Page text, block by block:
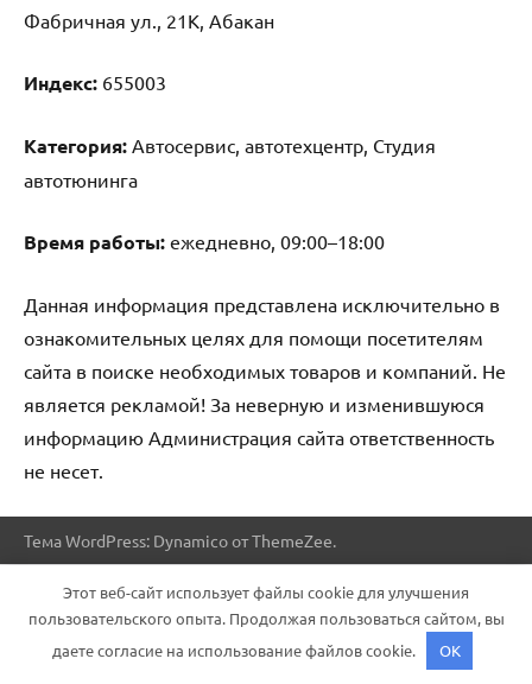
Фабричная ул., 21К, Абакан
Индекс: 655003
Категория: Автосервис, автотехцентр, Студия
автотюнинга
Время работы: ежедневно, 09:00–18:00
Данная информация представлена исключительно в
ознакомительных целях для помощи посетителям
сайта в поиске необходимых товаров и компаний. Не
является рекламой! За неверную и изменившуюся
информацию Администрация сайта ответственность
не несет.
Тема WordPress: Dynamico от ThemeZee.
Этот веб-сайт использует файлы cookie для улучшения
пользовательского опыта. Продолжая пользоваться сайтом, вы
даете согласие на использование файлов cookie.
OK